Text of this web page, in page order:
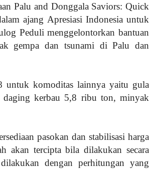
Palu and Donggala Saviors: Quick
ajang Apresiasi Indonesia untuk
Peduli menggelontorkan bantuan
gempa dan tsunami di Palu dan
untuk komoditas lainnya yaitu gula
kerbau 5,8 ribu ton, minyak
pasokan dan stabilisasi harga
akan tercipta bila dilakukan secara
dengan perhitungan yang